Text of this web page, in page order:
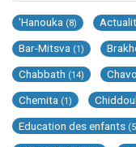
'Hanouka (8)
Bar-Mitsva (1)
Chabbath (14)
Chemita (1)
Education des enfants